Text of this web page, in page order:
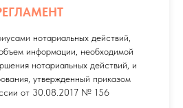
нотариальных действий,
информации, необходимой
нотариальных действий, и
утвержденный приказом
от 30.08.2017 № 156